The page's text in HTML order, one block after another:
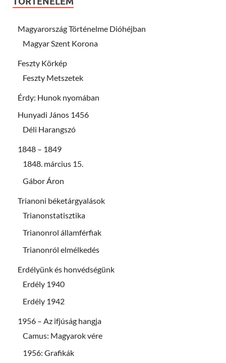
Magyarország Történelme Dióhéjban
Magyar Szent Korona
Feszty Körkép
Feszty Metszetek
Érdy: Hunok nyomában
Hunyadi János 1456
Déli Harangszó
1848 – 1849
1848. március 15.
Gábor Áron
Trianoni béketárgyalások
Trianonstatisztika
Trianonrol államférfiak
Trianonról elmélkedés
Erdélyünk és honvédségünk
Erdély 1940
Erdély 1942
1956 – Az ifjúság hangja
Camus: Magyarok vére
1956: Grafikák